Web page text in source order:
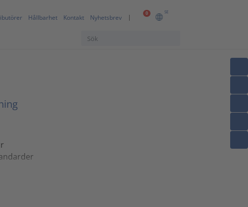
0 SE
Hållbarhet Kontakt Nyhetsbrev